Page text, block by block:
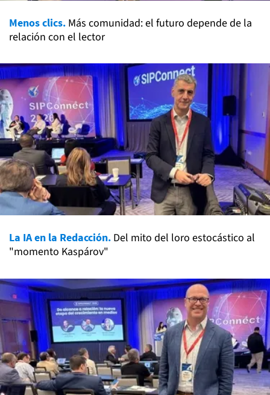
Menos clics. Más comunidad: el futuro depende de la
relación con el lector
La IA en la Redacción. Del mito del loro estocástico al
"momento Kaspárov"